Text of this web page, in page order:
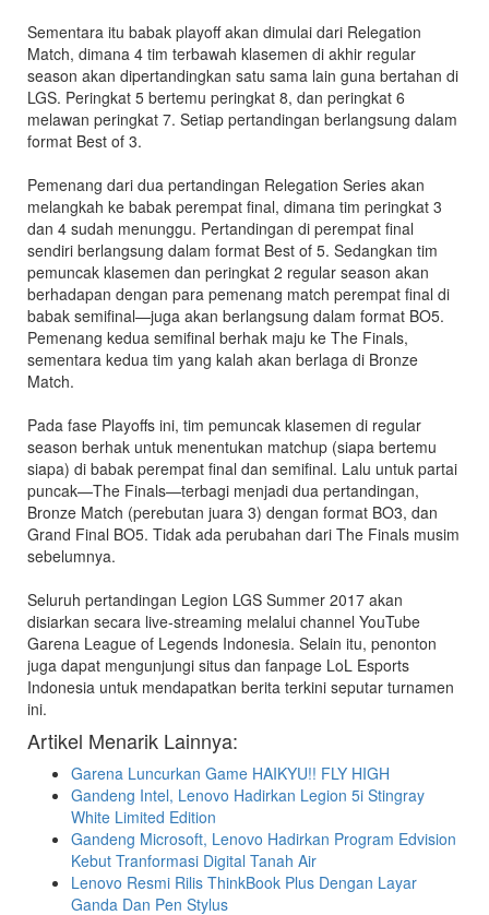
Sementara itu babak playoff akan dimulai dari Relegation
Match, dimana 4 tim terbawah klasemen di akhir regular
season akan dipertandingkan satu sama lain guna bertahan di
LGS. Peringkat 5 bertemu peringkat 8, dan peringkat 6
melawan peringkat 7. Setiap pertandingan berlangsung dalam
format Best of 3.
Pemenang dari dua pertandingan Relegation Series akan
melangkah ke babak perempat final, dimana tim peringkat 3
dan 4 sudah menunggu. Pertandingan di perempat final
sendiri berlangsung dalam format Best of 5. Sedangkan tim
pemuncak klasemen dan peringkat 2 regular season akan
berhadapan dengan para pemenang match perempat final di
babak semifinal—juga akan berlangsung dalam format BO5.
Pemenang kedua semifinal berhak maju ke The Finals,
sementara kedua tim yang kalah akan berlaga di Bronze
Match.
Pada fase Playoffs ini, tim pemuncak klasemen di regular
season berhak untuk menentukan matchup (siapa bertemu
siapa) di babak perempat final dan semifinal. Lalu untuk partai
puncak—The Finals—terbagi menjadi dua pertandingan,
Bronze Match (perebutan juara 3) dengan format BO3, dan
Grand Final BO5. Tidak ada perubahan dari The Finals musim
sebelumnya.
Seluruh pertandingan Legion LGS Summer 2017 akan
disiarkan secara live-streaming melalui channel YouTube
Garena League of Legends Indonesia. Selain itu, penonton
juga dapat mengunjungi situs dan fanpage LoL Esports
Indonesia untuk mendapatkan berita terkini seputar turnamen
ini.
Artikel Menarik Lainnya:
Garena Luncurkan Game HAIKYU!! FLY HIGH
Gandeng Intel, Lenovo Hadirkan Legion 5i Stingray
White Limited Edition
Gandeng Microsoft, Lenovo Hadirkan Program Edvision
Kebut Tranformasi Digital Tanah Air
Lenovo Resmi Rilis ThinkBook Plus Dengan Layar
Ganda Dan Pen Stylus